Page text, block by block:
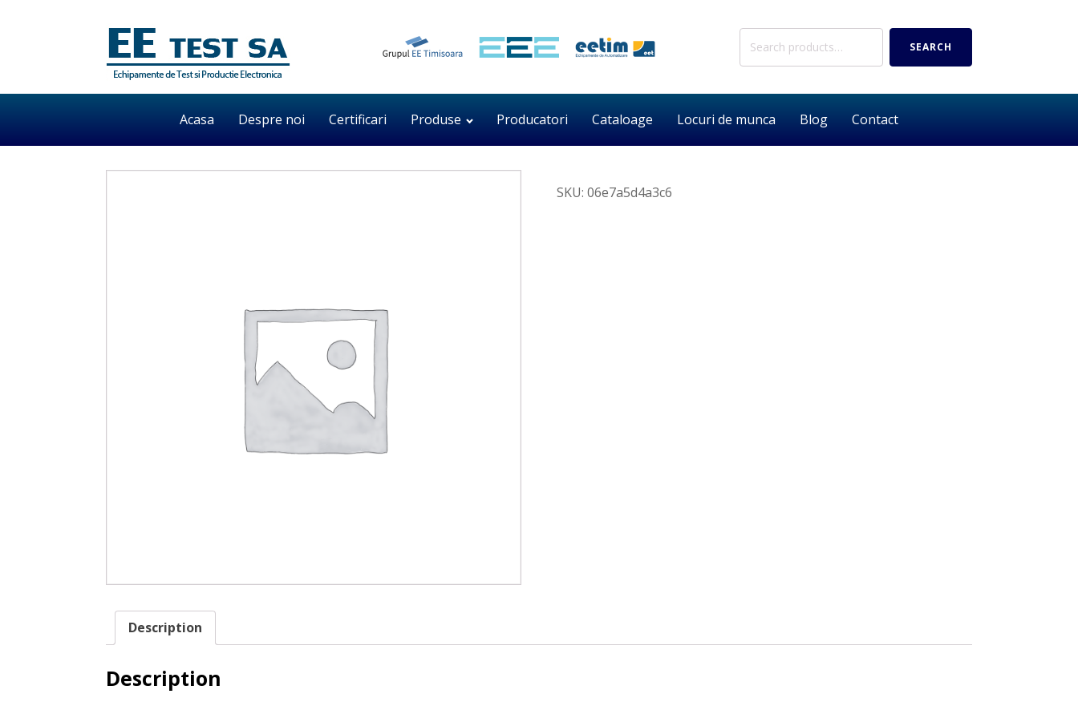
Search
SEARCH
Acasa Despre noi Certificari Produse Producatori Cataloage Locuri de munca Blog Contact
SKU: 06e7a5d4a3c6
Description
Description